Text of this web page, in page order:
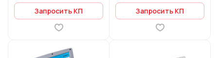
Запросить КП Запросить КП